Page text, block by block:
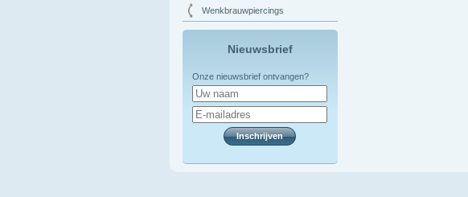
Wenkbrauwpiercings
Nieuwsbrief
Onze nieuwsbrief ontvangen?
Inschrijven